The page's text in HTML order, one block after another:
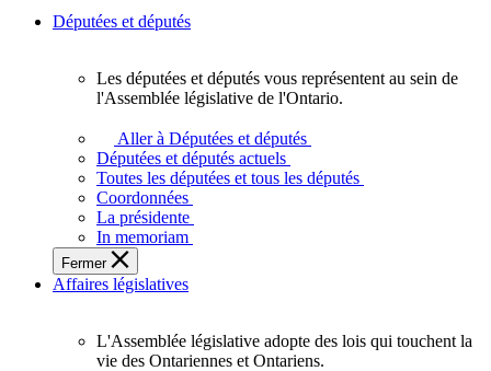
Députées et députés
députés
vous
représentent
sein
de
l'Assemblée
législative
l'Ontario.
Les députées et députés vous représentent au sein de
l'Assemblée législative de l'Ontario.
Aller à Députées et députés
Députées et députés actuels
Toutes les députées et tous les députés
Coordonnées
La présidente
In memoriam
Fermer
Affaires législatives
L'Assemblée
L'Assemblée législative adopte des lois qui touchent la
vie des Ontariennes et Ontariens.